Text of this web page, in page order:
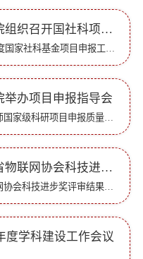
马克思主义学院组织召开国社科项目系列论证会
为扎实做好2026年度国家社科基金项目申报工作，有效提升项目论证质量与申报成功率，马克思主义学院于2月13日、23日、27日连续组织了三场高水平项目论证会，分别邀请教育部“长江学者”特聘教授、中国人民大学马克...
举办项目申报指导会
为切实提升学院教师国家级科研项目申报质量与成功率，经济与管理学院于2月24日下午在历下校区举办国家社科基金项目及教育部人文社科项目申报指导会。会议特邀山东大学特聘教授、博士生导师杨蕙馨与臧旭恒两位资深...
学校斩获山东省物联网协会科技进步奖一等奖
近日，山东省物联网协会科技进步奖评审结果公示，我校物理与电子工程学院凭借在物联网领域的技术研发与创新应用成果，斩获一等奖1项、三等奖1项，彰显了学校在人工智能与物联网交叉融合领域的扎实科研功底和应用...
度学科建设工作会议